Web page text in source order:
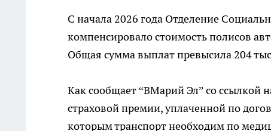
С начала 2026 года Отделение
компенсировало стоимость полисов
Общая сумма выплат превысила 204
Как сообщает “ВМарий Эл” со ссылкой
страховой премии, уплаченной по
которым транспорт необходим по